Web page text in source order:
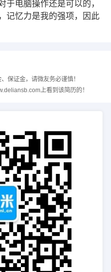
于电脑操作还是可以的，
记忆力是我的强项，因此
保证金，请微友务必谨慎！
上看到该简历的！